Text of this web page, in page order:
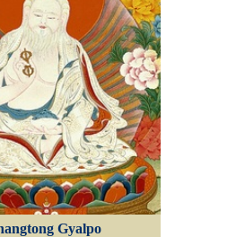
Gyalpo